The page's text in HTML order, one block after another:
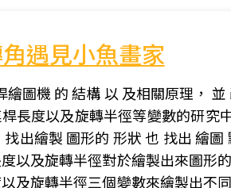
遇見小魚畫家
繪圖機 的 結構 以 及相關原理，
長度以及旋轉半徑等變數的研究
出繪製 圖形的 形狀 也 找出 繪圖
以及旋轉半徑對於繪製出來圖形
及旋轉半徑三個變數來繪製出不